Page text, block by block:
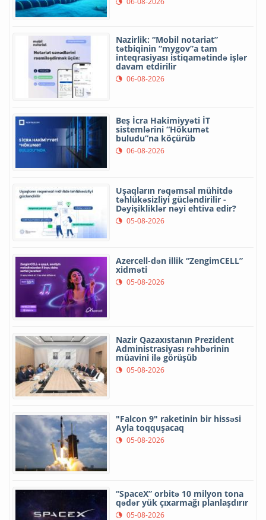
Nazirlik: “Mobil notariat”
tətbiqinin “mygov”a tam
inteqrasiyası istiqamətində işlər
davam etdirilir
06-08-2026
Beş İcra Hakimiyyəti İT
sistemlərini “Hökumət
buludu”na köçürüb
06-08-2026
Uşaqların rəqəmsal mühitdə
təhlükəsizliyi gücləndirilir -
Dəyişikliklər nəyi ehtiva edir?
05-08-2026
Azercell-dən illik “ZengimCELL”
xidməti
05-08-2026
Nazir Qazaxıstanın Prezident
Administrasiyası rəhbərinin
müavini ilə görüşüb
05-08-2026
"Falcon 9" raketinin bir hissəsi
Ayla toqquşacaq
05-08-2026
“SpaceX” orbitə 10 milyon tona
qədər yük çıxarmağı planlaşdırır
05-08-2026